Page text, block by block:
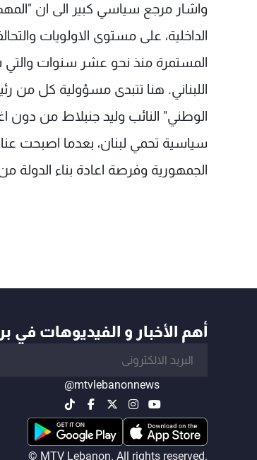
واشار مرجع سياسي كبير الى ان
الداخلية، على مستوى الاولويات
المستمرة منذ نحو عشر سنوات
اللبناني. هنا تتبدى مسؤولية كل من
الوطني" النائب وليد جنبلاط من
سياسية تحمي لبنان، بعدما اصبحت
الجمهورية وفرصة اعادة بناء الدولة
أهم الأخبار و الفيديوهات في
@mtvlebanonnews
© MTV Lebanon. All rights reserved.